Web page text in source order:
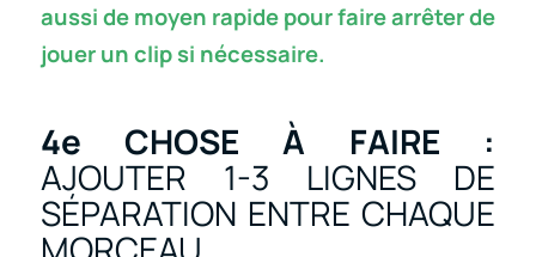
aussi de moyen rapide pour faire arrêter de
jouer un clip si nécessaire.
4e CHOSE À FAIRE :
AJOUTER 1-3 LIGNES DE
SÉPARATION ENTRE CHAQUE